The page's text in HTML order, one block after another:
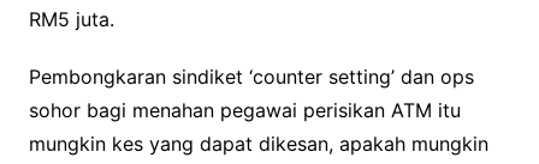
RM5 juta.
Pembongkaran sindiket ‘counter setting’ dan ops
sohor bagi menahan pegawai perisikan ATM itu
mungkin kes yang dapat dikesan, apakah mungkin